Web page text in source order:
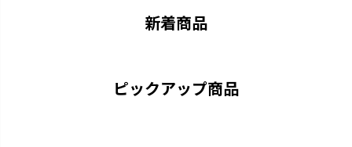
新着商品
ピックアップ商品